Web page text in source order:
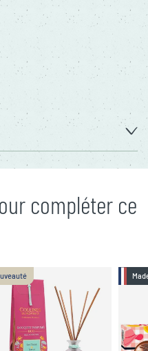
compléter ce